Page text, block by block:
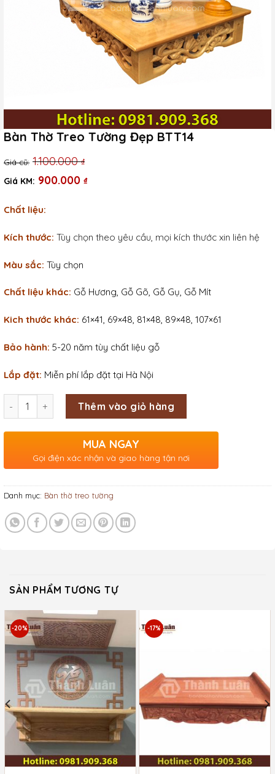
Bàn Thờ Treo Tường Đẹp BTT14
1.100.000₫
Giá
gốc
1.100.000 ₫.
900.000 ₫
Giá
hiện
là:
900.000 ₫.
Chất liệu:
Kích thước: Tùy chọn theo yêu cầu, mọi kích thước xin liên hệ
Màu sắc: Tùy chọn
Chất liệu khác: Gỗ Hương, Gỗ Gõ, Gỗ Gụ, Gỗ Mít
Kich thước khác: 61×41, 69×48, 81×48, 89×48, 107×61
Bảo hành: 5-20 năm tùy chất liệu gỗ
Lắp đặt: Miễn phí lắp đặt tại Hà Nội
Số lượng Thêm vào giỏ hàng
MUA NGAY
Gọi điện xác nhận và giao hàng tận nơi
Danh mục: Bàn thờ treo tường
SẢN PHẨM TƯƠNG TỰ
-20% -17%